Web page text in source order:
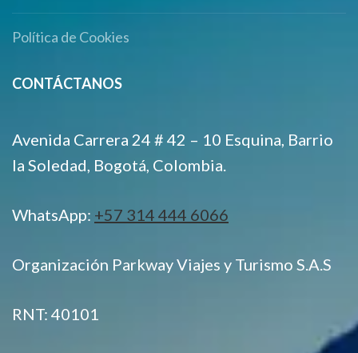
Política de Cookies
CONTÁCTANOS
Avenida Carrera 24 # 42 – 10 Esquina, Barrio
la Soledad, Bogotá, Colombia.
WhatsApp: +57 314 444 6066
Organización Parkway Viajes y Turismo S.A.S
RNT: 40101